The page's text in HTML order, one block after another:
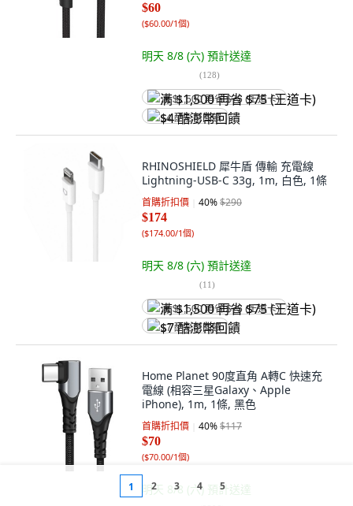
$60
($60.00/1個)
明天 8/8 (六) 預計送達
(128)
满 $1,500 再省 $75 (王道卡)
$4 酷澎幣回饋
RHINOSHIELD 犀牛盾 傳輸 充電線
Lightning-USB-C 33g, 1m, 白色, 1條
首購折扣價 40%$290
$174
($174.00/1個)
明天 8/8 (六) 預計送達
(11)
满 $1,500 再省 $75 (王道卡)
$7 酷澎幣回饋
Home Planet 90度直角 A轉C 快速充
電線 (相容三星Galaxy、Apple
iPhone), 1m, 1條, 黑色
首購折扣價 40%$117
$70
($70.00/1個)
明天 8/8 (六) 預計送達
1 2 3 4 5